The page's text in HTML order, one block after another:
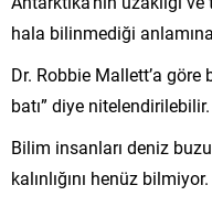
hala bilinmediği
Dr. Robbie Mallett’a
batı” diye nitelendirilebilir.
Bilim insanları deniz
kalınlığını henüz bilmiyor.